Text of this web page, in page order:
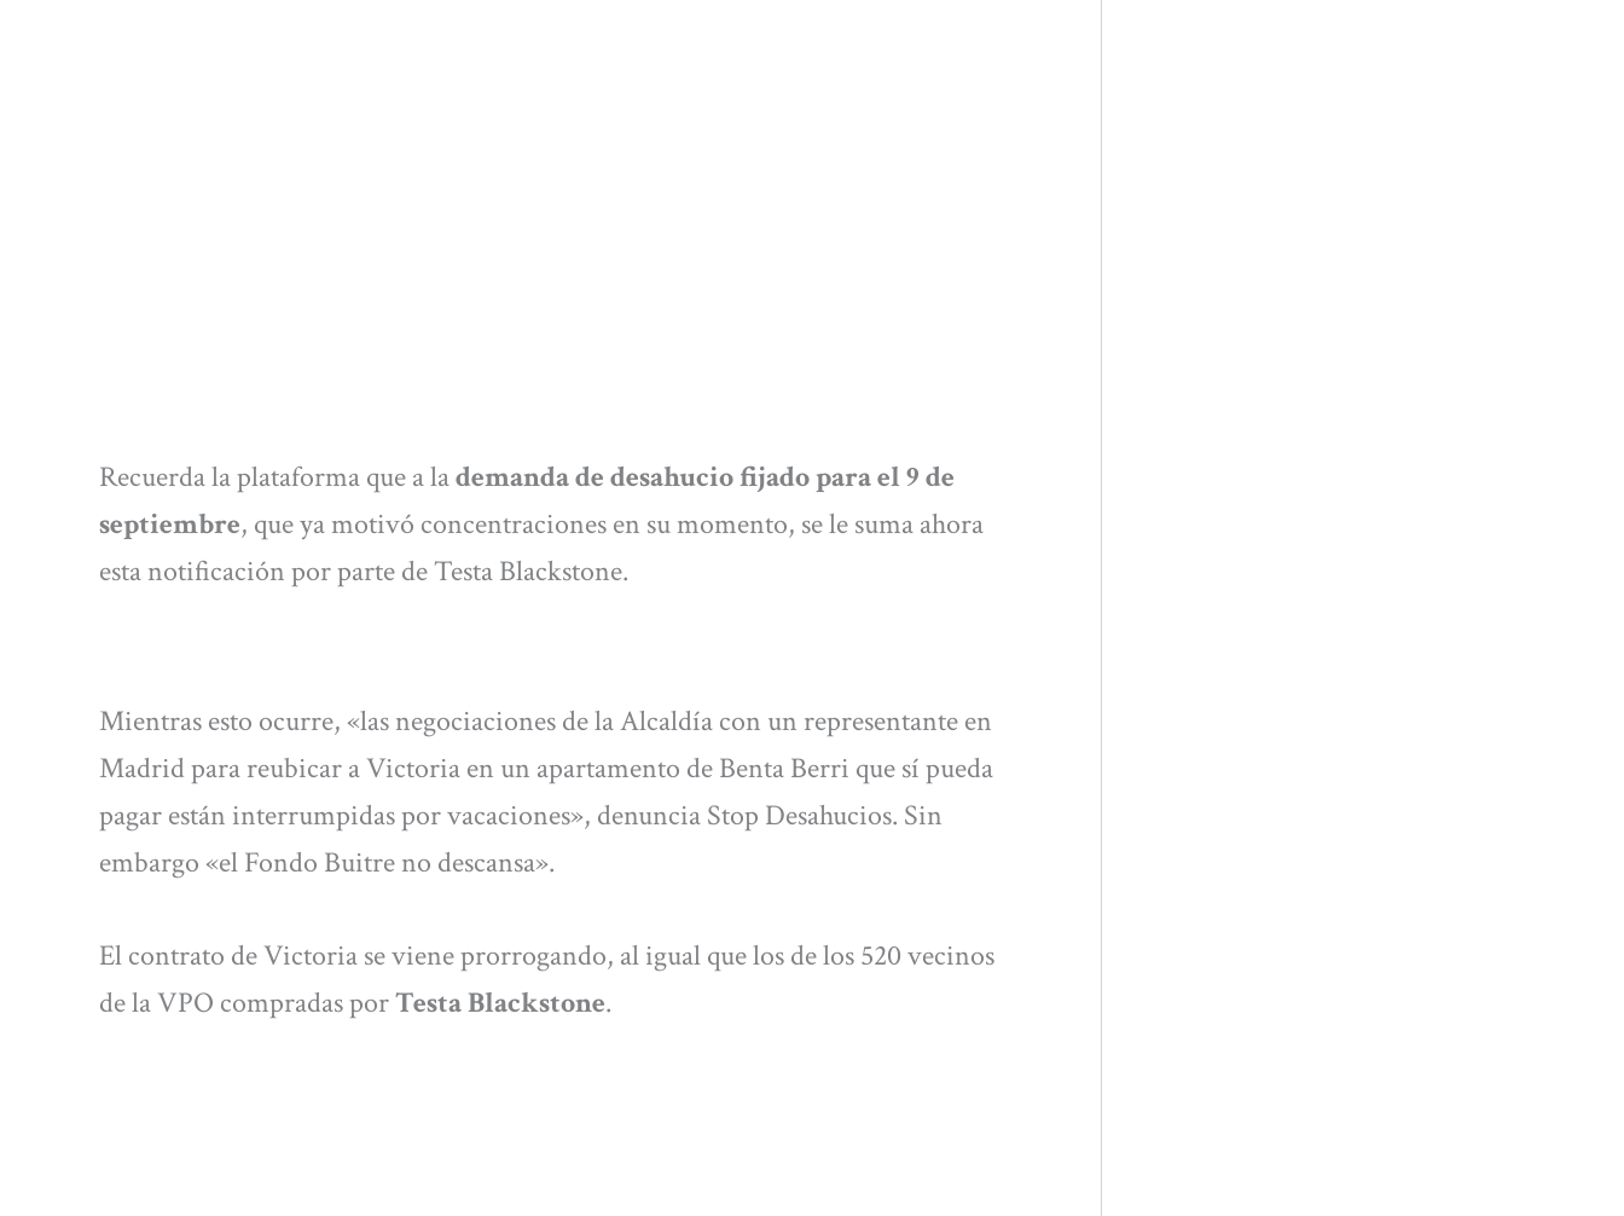
Recuerda la plataforma que a lademanda de desahucio fijado para el 9 de
septiembre, que ya motivó concentraciones en su momento, se le suma ahora
esta notificación por parte de Testa Blackstone.
Mientras esto ocurre, «las negociaciones de la Alcaldía con un representante en
Madrid para reubicar a Victoria en un apartamento de Benta Berri que sí pueda
pagar están interrumpidas por vacaciones», denuncia Stop Desahucios. Sin
embargo «el Fondo Buitre no descansa».
El contrato de Victoria se viene prorrogando, al igual que los de los 520 vecinos
de la VPO compradas porTesta Blackstone.